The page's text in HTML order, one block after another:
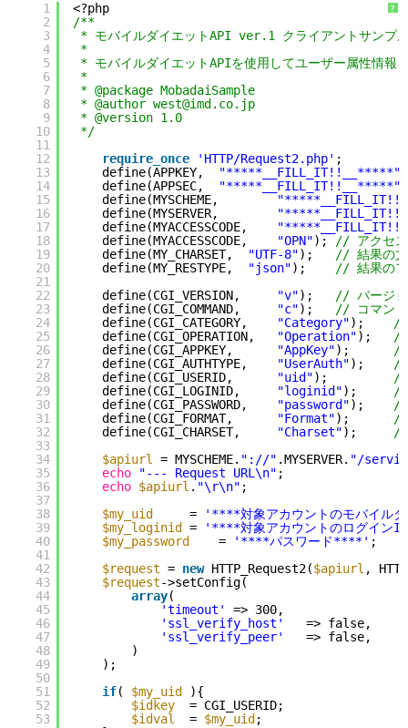
?
1
2
3
4
5
6
7
8
9
10
11
12
13
14
15
16
17
18
19
20
21
22
23
24
25
26
27
28
29
30
31
32
33
34
35
36
37
38
39
40
41
42
43
44
45
46
47
48
49
50
51
52
53
<?php
/**
* モバイルダイエットAPI ver.1 クライアントサンプ
*
* モバイルダイエットAPIを使用してユーザー属性情報
*
* @package MobadaiSample
* @author west@imd.co.jp
* @version 1.0
*/
require_once
'HTTP/Request2.php' ;
define(APPKEY,
"*****__FILL_IT!!__*****"
define(APPSEC,
"*****__FILL_IT!!__*****"
define(MYSCHEME,
define(MYSERVER,
define(MYACCESSCODE,
define(MYACCESSCODE,
"OPN"); // アクセス
define(MY_CHARSET,
"UTF-8"); // 結果の文
define(MY_RESTYPE,
"json"); // 結果のフ
define(CGI_VERSION,
"v"); // バージ
define(CGI_COMMAND,
"c"); // コマンド
define(CGI_CATEGORY,
"Category"); //
define(CGI_OPERATION,
"Operation"); //
define(CGI_APPKEY,
"AppKey"); //
define(CGI_AUTHTYPE,
"UserAuth"); //
define(CGI_USERID,
"uid"); //
define(CGI_LOGINID,
"loginid"); //
define(CGI_PASSWORD,
"password"); //
define(CGI_FORMAT,
"Format"); //
define(CGI_CHARSET,
"Charset"); //
$apiurl = MYSCHEME. "://" .MYSERVER. "/
echo
"--- Request URL\n" ;
echo $apiurl . "\r\n" ;
$my_uid
=
'****対象アカウントのモバイル
$my_loginid
=
'****対象アカウントのログイン
$my_password
= '****パスワード****' ;
$request = new HTTP_Request2($apiurl ,
$request->setConfig(
array(
'timeout'
=> 300,
'ssl_verify_host'
=> false,
'ssl_verify_peer'
=> false,
)
);
if( $my_uid
){
$idkey
= CGI_USERID;
$idval
= $my_uid ;